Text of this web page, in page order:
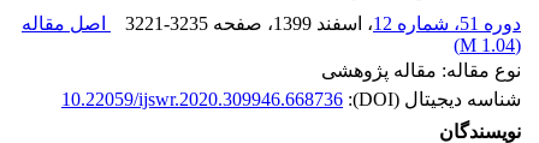
دوره 51، شماره 12
، اسفند 1399 ، صفحه 3221-3235
اصل مقاله
(
1.04 M
)
نوع مقاله: مقاله پژوهشی
شناسه دیجیتال (DOI):
10.22059/ijswr.2020.309946.668736
نویسندگان